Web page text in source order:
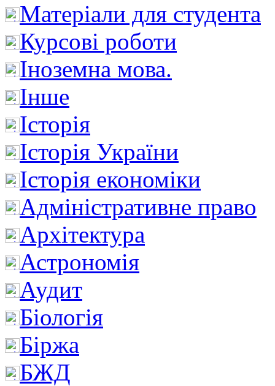
Матеріали для студента
Курсові роботи
Іноземна мова.
Інше
Історія
Історія України
Історія економіки
Адміністративне право
Архітектура
Астрономія
Аудит
Біологія
Біржа
БЖД